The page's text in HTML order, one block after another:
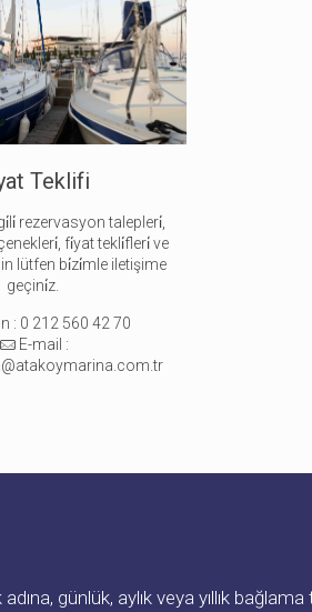
Teklifi
rezervasyon talepleri̇,
fi̇yat tekli̇fleri̇ ve
lütfen bi̇zi̇mle iletişime
geçini̇z.
: 0 212 560 42 70
E-mail :
günlük, aylık veya yıllık